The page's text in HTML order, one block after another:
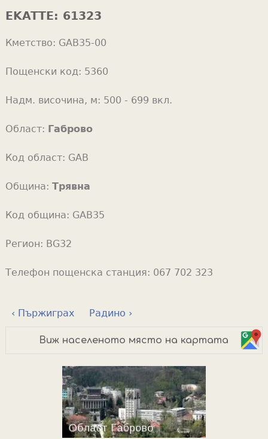
r
m
e
e
EKATTE: 61323
Кметство: GAB35-00
Пощенски код: 5360
Надм. височина, м: 500 - 699 вкл.
Област: Габрово
Код област: GAB
Община: Трявна
Код община: GAB35
Регион: BG32
Телефон пощенска станция: 067 702 323
‹ Пържиграх Радино ›
Виж населеното място на картата